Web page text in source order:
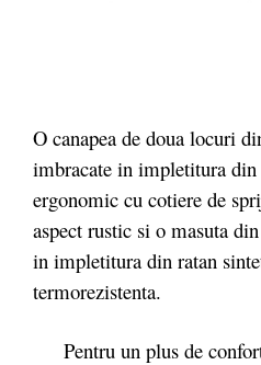
O canapea de doua locuri
imbracate in impletitura
ergonomic cu cotiere de
aspect rustic si o masuta
in impletitura din ratan
termorezistenta.
Pentru un plus de